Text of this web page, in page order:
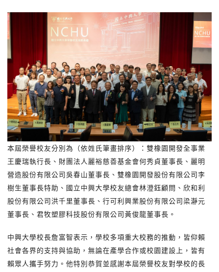
本屆榮譽校友分別為（依姓氏筆畫排序）：雙橡園開發全事業
王慶瑞執行長、財團法人麗裕慈善基金會何秀貞董事長、麗明
營造股份有限公司吳春山董事長、雙橡園開發股份有限公司李
樹生董事長特助、國立中興大學校友總會林澄鈺顧問、欣和利
股份有限公司洪千里董事長、行可利興業股份有限公司梁瀞元
董事長、君牧塑膠科技股份有限公司黃俊龍董事長。
中興大學校長詹富智表示，學校多項重大校務的推動，皆仰賴
社會各界的支持與協助，無論在產學合作或校園建設上，皆有
賴眾人攜手努力。他特別恭賀並感謝本屆榮譽校友對學校的長